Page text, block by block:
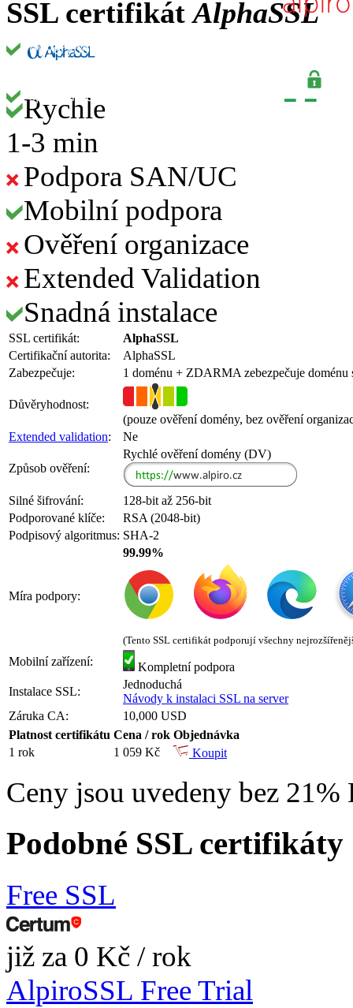
SSL certifikát AlphaSSL
Rychle
1-3 min
Podpora SAN/UC
Mobilní podpora
Ověření organizace
Extended Validation
Snadná instalace
SSL certifikát:
AlphaSSL
Certifikační autorita:
AlphaSSL
Zabezpečuje:
1 doménu + ZDARMA zebezpečuje
Důvěryhodnost:
(pouze ověření domény, bez ověření
Extended validation: Ne
Způsob ověření:
Rychlé ověření domény (DV)
Silné šifrování:
128-bit až 256-bit
Podporované klíče:
RSA (2048-bit)
Podpisový algoritmus: SHA-2
Míra podpory:
99.99%
(Tento SSL certifikát podporují všechny
Mobilní zařízení:
Kompletní podpora
Instalace SSL:
Jednoduchá
Návody k instalaci SSL na server
Záruka CA:
10,000 USD
Platnost certifikátu Cena / rok Objednávka
1 rok
1 059 Kč Koupit
Ceny jsou uvedeny bez 21%
Podobné SSL certifikáty
Free SSL
již za 0 Kč / rok
AlpiroSSL Free Trial